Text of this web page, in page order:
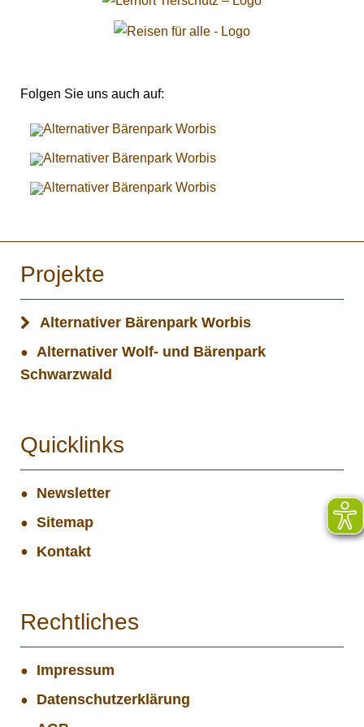
Folgen Sie uns auch auf:
Projekte
Alternativer Bärenpark Worbis
Alternativer Wolf- und Bärenpark
Schwarzwald
Quicklinks
Newsletter
Sitemap
Kontakt
Rechtliches
Impressum
Datenschutzerklärung